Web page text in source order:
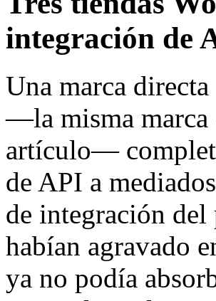
integración de
Una marca
—la misma marca
artículo—
de API a
de integración del
habían agravado
ya no podía